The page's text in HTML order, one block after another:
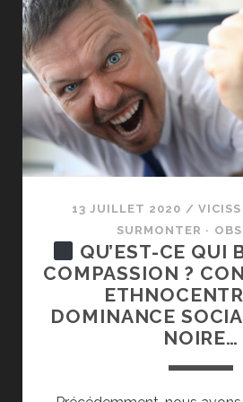
13 JUILLET 2020 /
SURMONTER ·
QU’EST-CE QUI
COMPASSION ?
DOMINANCE
NOIRE…